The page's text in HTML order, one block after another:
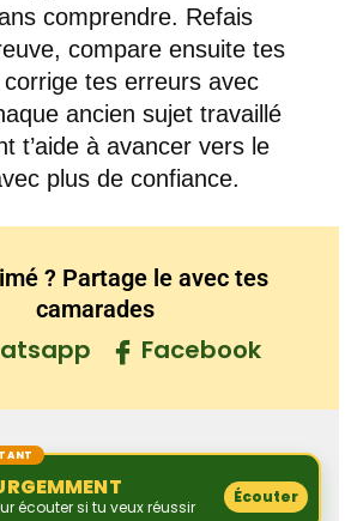
comprendre. Refais
compare ensuite tes
tes erreurs avec
ancien sujet travaillé
t’aide à avancer vers le
plus de confiance.
? Partage le avec tes
camarades
Facebook
écouter si tu veux réussir
Écouter